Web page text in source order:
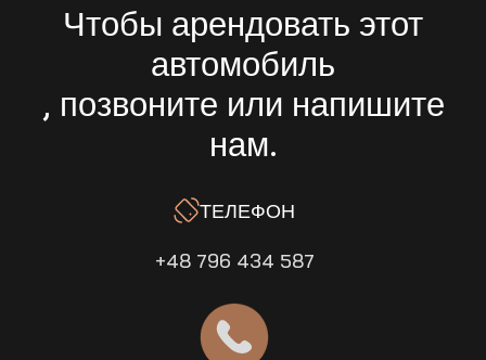
Чтобы арендовать этот
автомобиль
, позвоните или напишите
нам.
ТЕЛЕФОН
+48 796 434 587